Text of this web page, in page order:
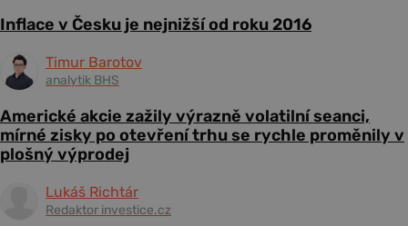
Inflace v Česku je nejnižší od roku 2016
Timur Barotov
analytik BHS
Americké akcie zažily výrazně volatilní seanci,
mírné zisky po otevření trhu se rychle proměnily v
plošný výprodej
Lukáš Richtár
Redaktor investice.cz